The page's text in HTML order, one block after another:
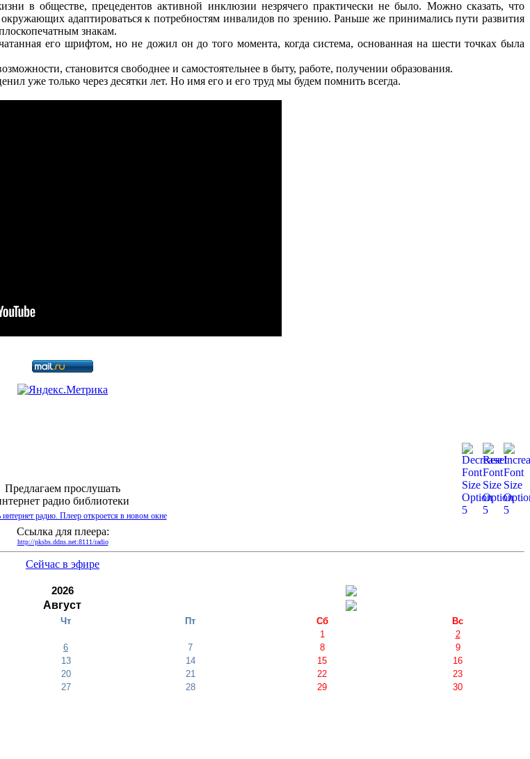
в обществе, прецедентов активной инклюзии незрячего практически не было. Можно сказать, что
адаптироваться к потребностям инвалидов по зрению. Раньше же принимались пути развития
знакам.
его шрифтом, но не дожил он до того момента, когда система, основанная на шести точках была
становится свободнее и самостоятельнее в быту, работе, получении образования.
уже только через десятки лет. Но имя его и его труд мы будем помнить всегда.
Предлагаем прослушать
радио библиотеки
Ссылка для плеера:
http://pksbs.ddns.net:8111/radio
Сейчас в эфире
2026
Август
Чт Пт Сб
Вс
1
2
6 7 8
9
13 14 15
16
20 21 22
23
27 28 29
30